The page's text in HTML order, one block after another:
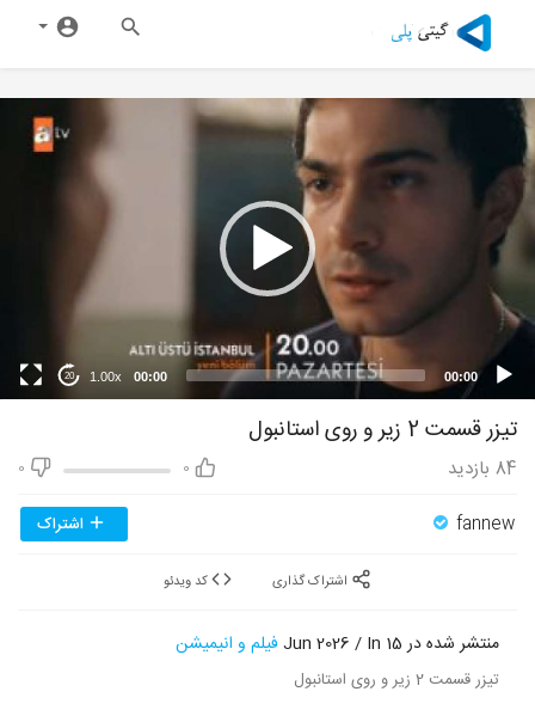
00:00
00:00
1.00x
20
تیزر قسمت 2 زیر و روی استانبول
0
0 84 بازدید
fannew اشتراک
منتشر شده در 15 Jun 2026 / In فیلم و انیمیشن
تیزر قسمت 2 زیر و روی استانبول